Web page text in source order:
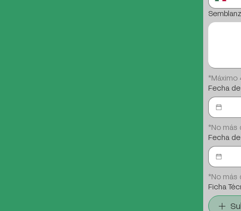
*Máximo
Fecha
*No más
Fecha
*No más
Ficha